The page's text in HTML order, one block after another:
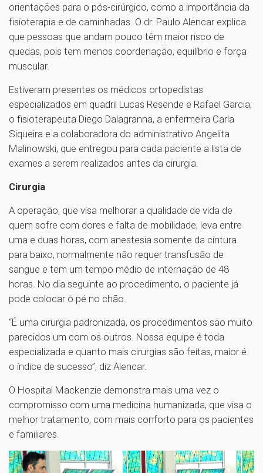
orientações para o pós-cirúrgico, como a importância da
fisioterapia e de caminhadas. O dr. Paulo Alencar explica
que pessoas que andam pouco têm maior risco de
quedas, pois tem menos coordenação, equilíbrio e força
muscular.
Estiveram presentes os médicos ortopedistas
especializados em quadril Lucas Resende e Rafael Garcia;
o fisioterapeuta Diego Dalagranna, a enfermeira Carla
Siqueira e a colaboradora do administrativo Angelita
Malinowski, que entregou para cada paciente a lista de
exames a serem realizados antes da cirurgia.
Cirurgia
A operação, que visa melhorar a qualidade de vida de
quem sofre com dores e falta de mobilidade, leva entre
uma e duas horas, com anestesia somente da cintura
para baixo, normalmente não requer transfusão de
sangue e tem um tempo médio de internação de 48
horas. No dia seguinte ao procedimento, o paciente já
pode colocar o pé no chão.
“É uma cirurgia padronizada, os procedimentos são muito
parecidos um com os outros. Nossa equipe é toda
especializada e quanto mais cirurgias são feitas, maior é
o índice de sucesso”, diz Alencar.
O Hospital Mackenzie demonstra mais uma vez o
compromisso com uma medicina humanizada, que visa o
melhor tratamento, com mais conforto para os pacientes
e familiares.